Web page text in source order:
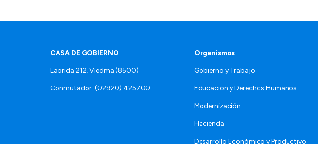
CASA DE GOBIERNO
Laprida 212, Viedma (8500)
Conmutador: (02920) 425700
Organismos
Gobierno y Trabajo
Educación y Derechos Humanos
Modernización
Hacienda
Desarrollo Económico y Productivo